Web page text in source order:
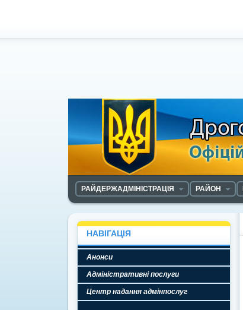
РАЙДЕРЖАДМІНІСТРАЦІЯ РАЙОН
НАВІГАЦІЯ
Анонси
Адміністративні послуги
Центр надання адмінпослуг